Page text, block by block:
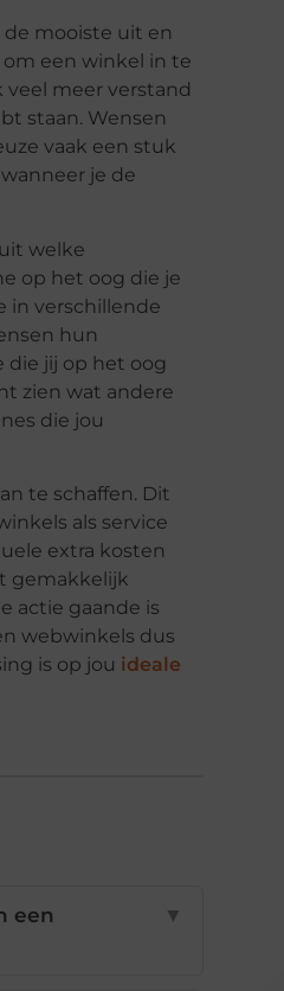
de mooiste uit en
een winkel in te
veel meer verstand
staan. Wensen
vaak een stuk
je de
welke
op het oog die je
in verschillende
hun
die jij op het oog
zien wat andere
die jou
te schaffen. Dit
als service
extra kosten
gemakkelijk
actie gaande is
webwinkels dus
is op jou ideale
een
▼